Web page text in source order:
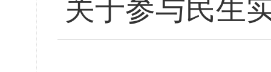
关于参与民生